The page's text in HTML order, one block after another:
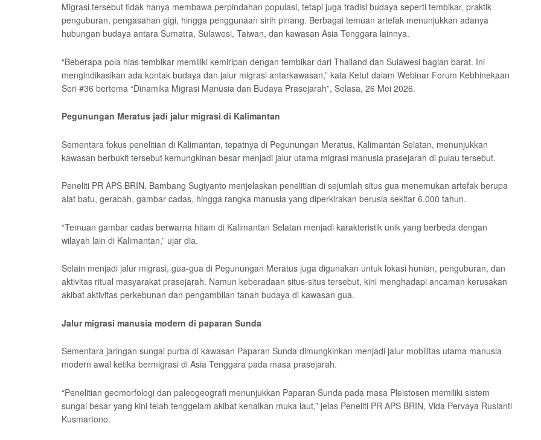
Migrasi tersebut tidak hanya membawa perpindahan populasi, tetapi juga tradisi budaya seperti tembikar, praktik
penguburan, pengasahan gigi, hingga penggunaan sirih pinang. Berbagai temuan artefak menunjukkan adanya
hubungan budaya antara Sumatra, Sulawesi, Taiwan, dan kawasan Asia Tenggara lainnya.
“Beberapa pola hias tembikar memiliki kemiripan dengan tembikar dari Thailand dan Sulawesi bagian barat. Ini
mengindikasikan ada kontak budaya dan jalur migrasi antarkawasan,” kata Ketut dalam Webinar Forum Kebhinekaan
Seri #36 bertema “Dinamika Migrasi Manusia dan Budaya Prasejarah”, Selasa, 26 Mei 2026.
Pegunungan Meratus jadi jalur migrasi di Kalimantan
Sementara fokus penelitian di Kalimantan, tepatnya di Pegunungan Meratus, Kalimantan Selatan, menunjukkan
kawasan berbukit tersebut kemungkinan besar menjadi jalur utama migrasi manusia prasejarah di pulau tersebut.
Peneliti PR APS BRIN, Bambang Sugiyanto menjelaskan penelitian di sejumlah situs gua menemukan artefak berupa
alat batu, gerabah, gambar cadas, hingga rangka manusia yang diperkirakan berusia sekitar 6.000 tahun.
“Temuan gambar cadas berwarna hitam di Kalimantan Selatan menjadi karakteristik unik yang berbeda dengan
wilayah lain di Kalimantan,” ujar dia.
Selain menjadi jalur migrasi, gua-gua di Pegunungan Meratus juga digunakan untuk lokasi hunian, penguburan, dan
aktivitas ritual masyarakat prasejarah. Namun keberadaan situs-situs tersebut, kini menghadapi ancaman kerusakan
akibat aktivitas perkebunan dan pengambilan tanah budaya di kawasan gua.
Jalur migrasi manusia modern di paparan Sunda
Sementara jaringan sungai purba di kawasan Paparan Sunda dimungkinkan menjadi jalur mobilitas utama manusia
modern awal ketika bermigrasi di Asia Tenggara pada masa prasejarah.
“Penelitian geomorfologi dan paleogeografi menunjukkan Paparan Sunda pada masa Pleistosen memiliki sistem
sungai besar yang kini telah tenggelam akibat kenaikan muka laut,” jelas Peneliti PR APS BRIN, Vida Pervaya Rusianti
Kusmartono.